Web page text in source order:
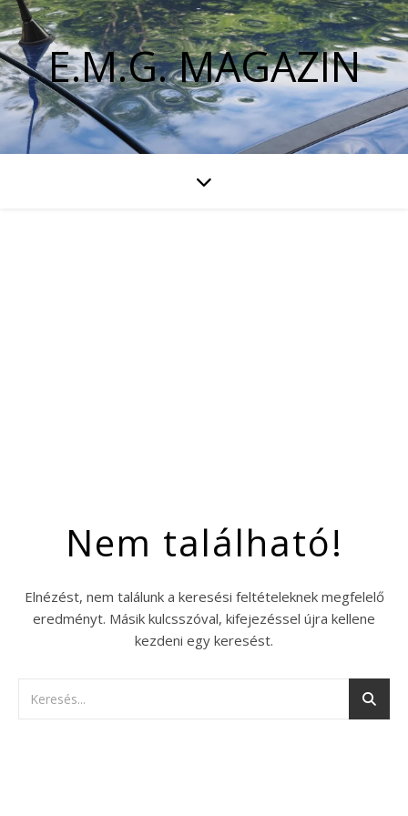
E.M.G. MAGAZIN
Nem található!
Elnézést, nem találunk a keresési feltételeknek megfelelő
eredményt. Másik kulcsszóval, kifejezéssel újra kellene
kezdeni egy keresést.